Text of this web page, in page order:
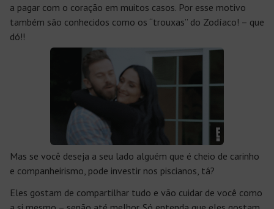
a pagar com o coração em muitos casos. Por esse motivo
também são conhecidos como os “trouxas” do Zodíaco! – que
dó!!
Mas se você deseja a seu lado alguém que é cheio de carinho
e companheirismo, pode investir nos piscianos, tá?
Eles gostam de compartilhar tudo e vão cuidar de você como